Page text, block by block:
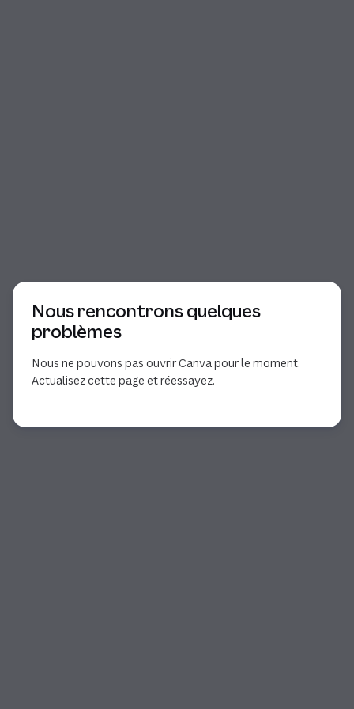
Nous rencontrons quelques
problèmes
Nous ne pouvons pas ouvrir Canva pour le moment.
Actualisez cette page et réessayez.